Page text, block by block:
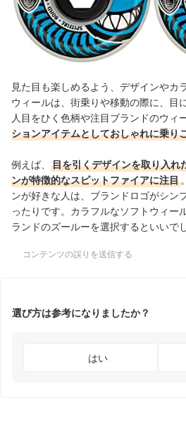
見た目も楽しめるよう、デザインやカ
ウィールは、街乗りや移動の際に、目
人目をひく色柄や注目ブランドのウィ
ションアイテムとしておしゃれに乗り
例えば、
目を引くデザインを取り入れ
ンが特徴的なスピットファイアに注目
ンが好きな人は、ブランドロゴがシン
ったりです。カラフルなソフトウィー
ランドのズールーを選択するといいで
コンテンツの誤りを送信する
選び方は参考になりましたか？
はい